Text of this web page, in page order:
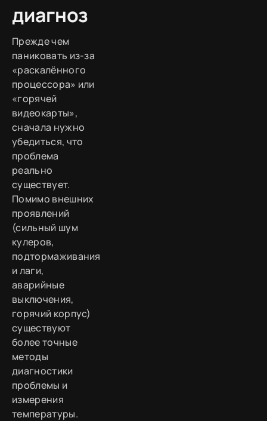
диагноз
Прежде чем
паниковать из-за
«раскалённого
процессора» или
«горячей
видеокарты»,
сначала нужно
убедиться, что
проблема
реально
существует.
Помимо внешних
проявлений
(сильный шум
кулеров,
подтормаживания
и лаги,
аварийные
выключения,
горячий корпус)
существуют
более точные
методы
диагностики
проблемы и
измерения
температуры.